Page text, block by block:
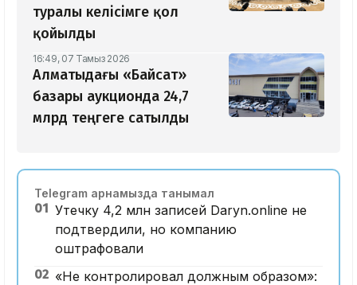
туралы келісімге қол
қойылды
16:49, 07 Тамыз 2026
Алматыдағы «Байсат»
базары аукционда 24,7
млрд теңгеге сатылды
Telegram арнамызда танымал
01 Утечку 4,2 млн записей Daryn.online не
подтвердили, но компанию
оштрафовали
02 «Не контролировал должным образом»: